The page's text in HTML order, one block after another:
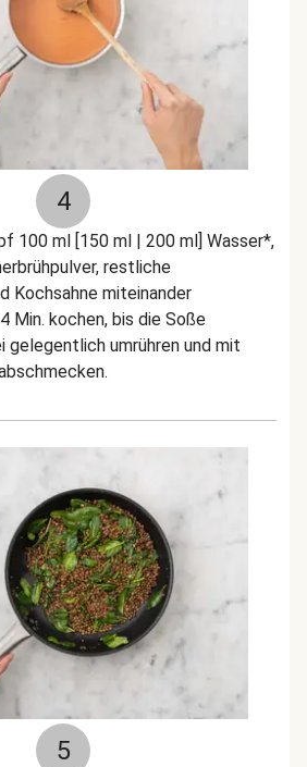
4
100 ml [150 ml | 200 ml] Wasser*,
restliche
Kochsahne miteinander
Min. kochen, bis die Soße
gelegentlich umrühren und mit
5